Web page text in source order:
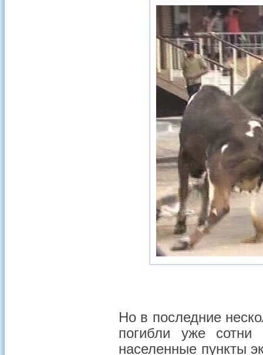
Но в последние
погибли уже
населенные пункты